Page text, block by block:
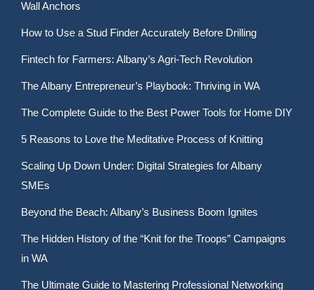
Wall Anchors
How to Use a Stud Finder Accurately Before Drilling
Fintech for Farmers: Albany’s Agri-Tech Revolution
The Albany Entrepreneur’s Playbook: Thriving in WA
The Complete Guide to the Best Power Tools for Home DIY
5 Reasons to Love the Meditative Process of Knitting
Scaling Up Down Under: Digital Strategies for Albany
SMEs
Beyond the Beach: Albany’s Business Boom Ignites
The Hidden History of the “Knit for the Troops” Campaigns
in WA
The Ultimate Guide to Mastering Professional Networking